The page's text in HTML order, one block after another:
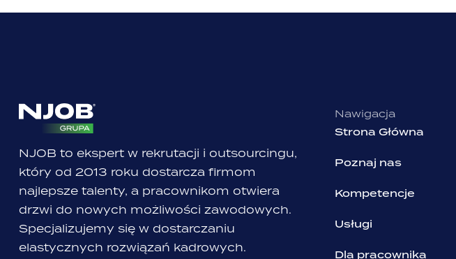
NJOB to ekspert w rekrutacji i outsourcingu,
który od 2013 roku dostarcza firmom
najlepsze talenty, a pracownikom otwiera
drzwi do nowych możliwości zawodowych.
Specjalizujemy się w dostarczaniu
elastycznych rozwiązań kadrowych.
Nawigacja
Strona Główna
Poznaj nas
Kompetencje
Usługi
Dla pracownika